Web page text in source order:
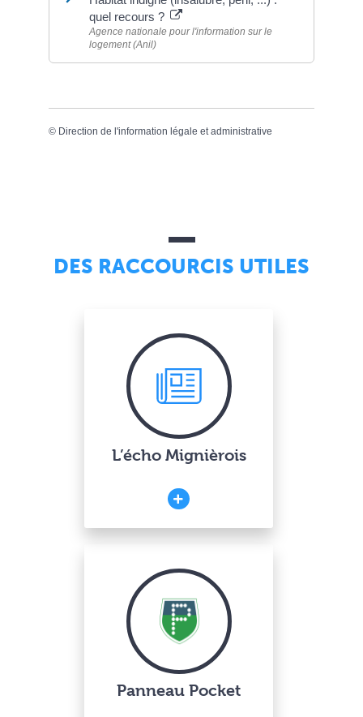
quel recours ?
Agence nationale pour l'information sur le
logement (Anil)
© Direction de l'information légale et administrative
DES RACCOURCIS UTILES
L’écho Mignièrois
Panneau Pocket